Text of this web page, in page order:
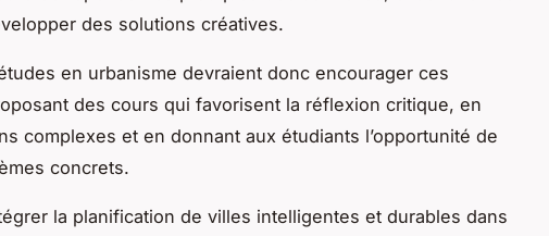
des solutions créatives.
en urbanisme devraient donc encourager ces
des cours qui favorisent la réflexion critique, en
complexes et en donnant aux étudiants l’opportunité de
concrets.
la planification de villes intelligentes et durables dans